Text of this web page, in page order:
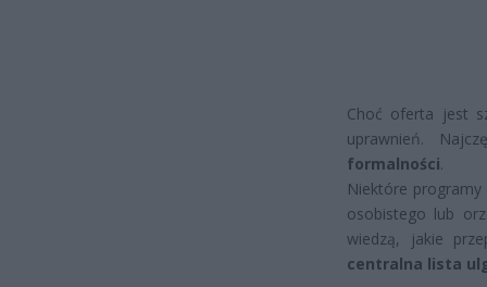
Choć oferta jest
uprawnień.
formalności.
Niektóre
osobistego lub
wiedzą, jakie
centralna lista